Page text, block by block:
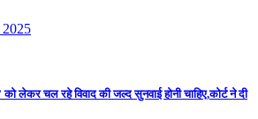
को लेकर चल रहे विवाद की जल्द सुनवाई होनी चाहिए,कोर्ट ने दी